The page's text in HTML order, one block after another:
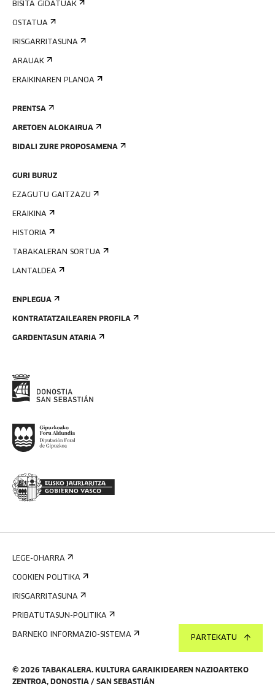
PARTEKATU
BISITA GIDATUAK
OSTATUA
IRISGARRITASUNA
ARAUAK
ERAIKINAREN PLANOA
PRENTSA
ARETOEN ALOKAIRUA
BIDALI ZURE PROPOSAMENA
GURI BURUZ
EZAGUTU GAITZAZU
ERAIKINA
HISTORIA
TABAKALERAN SORTUA
LANTALDEA
ENPLEGUA
KONTRATATZAILEAREN PROFILA
GARDENTASUN ATARIA
© 2026 TABAKALERA. KULTURA GARAIKIDEAREN NAZIOARTEKO
ZENTROA, DONOSTIA / SAN SEBASTIÁN
LEGE-OHARRA
COOKIEN POLITIKA
IRISGARRITASUNA
PRIBATUTASUN-POLITIKA
BARNEKO INFORMAZIO-SISTEMA